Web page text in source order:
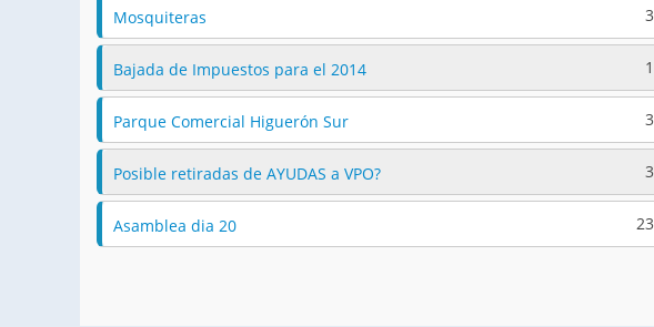
Mosquiteras 3
Bajada de Impuestos para el 2014 1
Parque Comercial Higuerón Sur 3
Posible retiradas de AYUDAS a VPO? 3
Asamblea dia 20 23